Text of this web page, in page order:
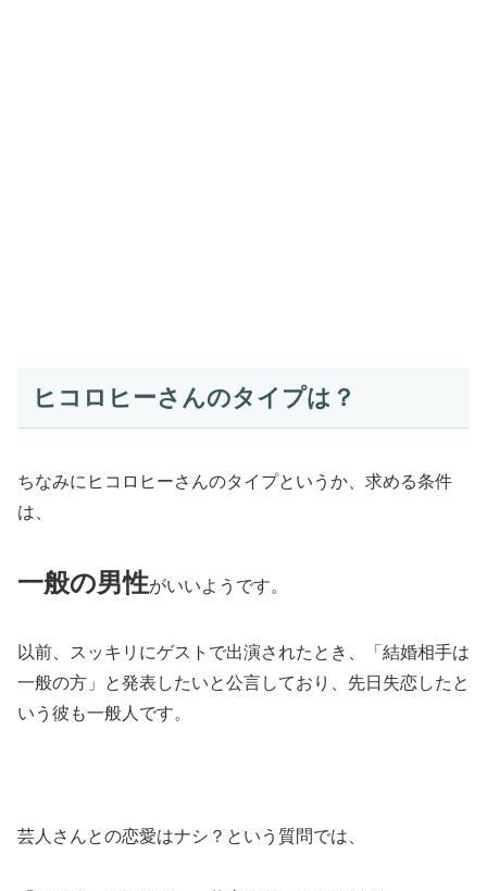
ヒコロヒーさんのタイプは？
ちなみにヒコロヒーさんのタイプというか、求める条件
は、
一般の男性がいいようです。
以前、スッキリにゲストで出演されたとき、「結婚相手は
一般の方」と発表したいと公言しており、先日失恋したと
いう彼も一般人です。
芸人さんとの恋愛はナシ？という質問では、